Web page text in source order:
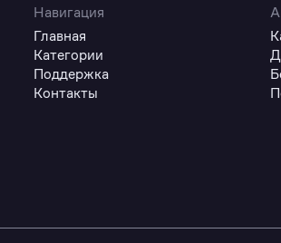
Навигация
Главная
Категории
Поддержка
Контакты